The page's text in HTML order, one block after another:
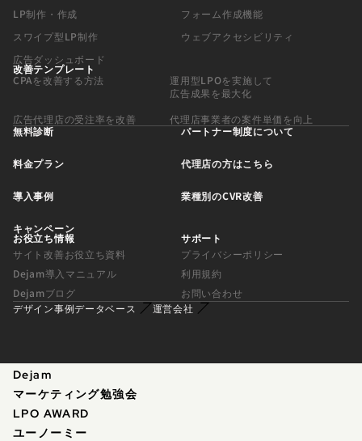
LP制作・作成
フォーム作成機能
スワイプ型LP制作
ウェブアクセシビリティ
広告ダッシュボード
改善テンプレート
CPAを改善する方法
運用型LPOを実施して
広告成果を最大化
広告代理店の受注率を改善
代理店事業者の案件単価を向上
無料診断
パートナー制度について
料金プラン 代理店の方はこちら
導入事例 業種別のCVR改善
キャンペーン
お役立ち情報
サイト改善お役立ち資料
Dejam導入マニュアル
Dejamブログ
サポート
プライバシーポリシー
利用規約
お問い合わせ
デザイン事例データベース
運営会社
Dejam
マーケティング勉強会
LPO AWARD
ユーノーミー